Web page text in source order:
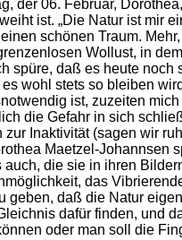
der 06. Februar,
ist. „Die Natur ist mir
schönen Traum.
Wollust, in
spüre, daß es heute noch
wohl stets so bleiben
ist, zuzeiten mich
die Gefahr in sich
Inaktivität (sagen wir
Maetzel-Johannsen
die sie in ihren
das
geben, daß die Natur
dafür finden, und
oder man soll die